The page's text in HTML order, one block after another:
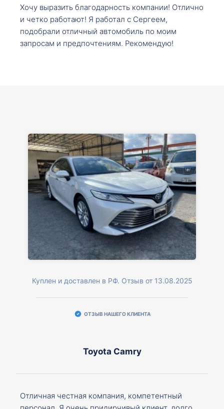
Хочу выразить благодарность компании! Отлично
и четко работают! Я работал с Сергеем,
подобрали отличный автомобиль по моим
запросам и предпочтениям. Рекомендую!
Куплен и доставлен в РФ. Отзыв от 13.08.2025
ОТЗЫВ НАШЕГО КЛИЕНТА
Toyota Camry
Отличная честная компания, компетентный